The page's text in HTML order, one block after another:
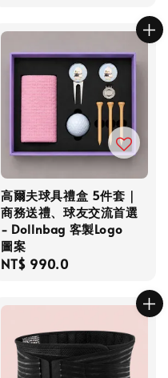
高爾夫球具禮盒 5件套｜
商務送禮、球友交流首選
- Dollnbag 客製Logo
圖案
Regular
NT$ 990.0